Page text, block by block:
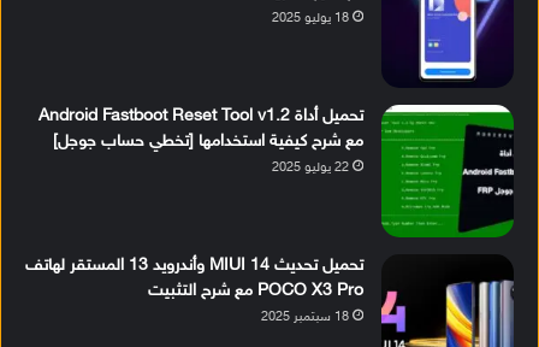
18 يوليو 2025
تحميل أداة Android Fastboot Reset Tool v1.2
مع شرح كيفية استخدامها [تخطي حساب جوجل]
22 يوليو 2025
تحميل تحديث MIUI 14 وأندرويد 13 المستقر لهاتف
POCO X3 Pro مع شرح التثبيت
18 سبتمبر 2025